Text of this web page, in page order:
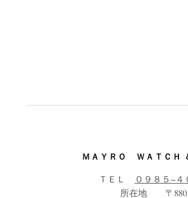
ＭＡＹＲＯ ＷＡＴＣＨ
ＴＥＬ
０９８５−４
所在地 〒880